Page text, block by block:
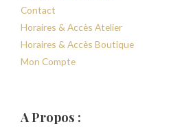
Contact
Horaires & Accès Atelier
Horaires & Accès Boutique
Mon Compte
A Propos :